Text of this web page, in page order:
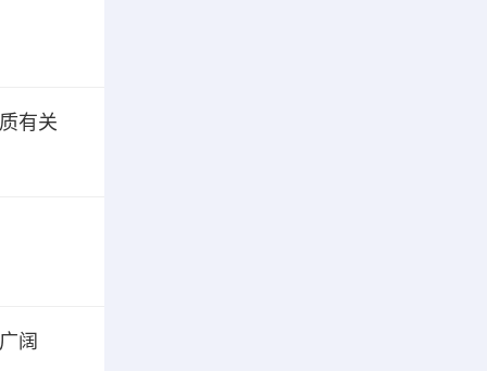
有关
阔